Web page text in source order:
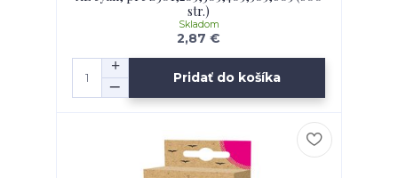
str.)
2,87 €
Skladom
Pridať do košíka